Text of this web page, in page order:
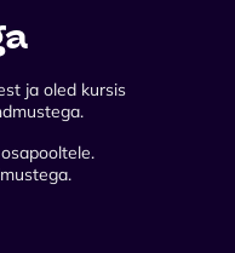
ja oled kursis